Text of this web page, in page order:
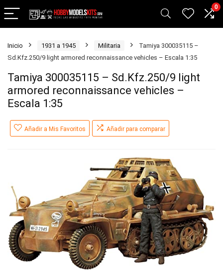
0
Inicio 1931 a 1945 Militaria
Tamiya 300035115 –
Sd.Kfz.250/9 light armored reconnaissance vehicles – Escala 1:35
Tamiya 300035115 – Sd.Kfz.250/9 light
armored reconnaissance vehicles –
Escala 1:35
Añadir a Mis Favoritos Añadir para comparar